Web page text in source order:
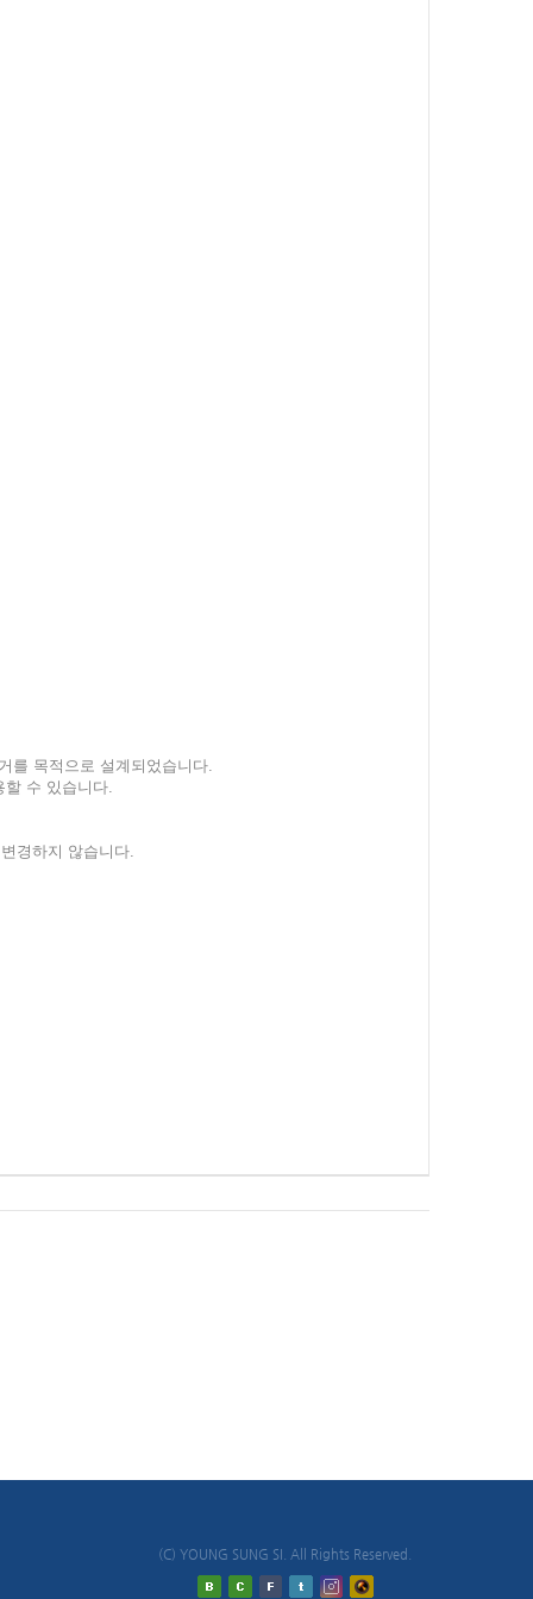
를 목적으로 설계되었습니다.
할 수 있습니다.
경하지 않습니다.
(C) YOUNG SUNG SI. All Rights Reserved.